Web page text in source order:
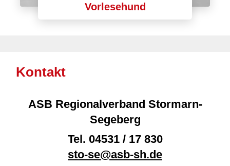
Vorlesehund
Kontakt
ASB Regionalverband Stormarn-
Segeberg
Tel. 04531 / 17 830
sto-se@asb-sh.de